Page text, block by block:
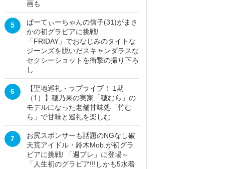
画も
5
ぱーてぃーちゃんの信子(31)がまさ
かの初グラビアに挑戦!
「FRIDAY」でおなじみのタイトな
ジーンズを脱いだスキャンダラスな
セクシーショットを衝撃の撮り下ろ
し
6
【聖地巡礼・ラブライブ！ 1期
（1）】穂乃果の実家「穂むら」の
モデルになった老舗甘味処「竹む
ら」で甘味と巡礼を楽しむ
7
お尻スポンサーも話題のNGなし破
天荒アイドル・鈴木Mob.が初グラ
ビアに挑戦! 「週プレ」に登場～
「人生初のグラビア!!!しかも5水着